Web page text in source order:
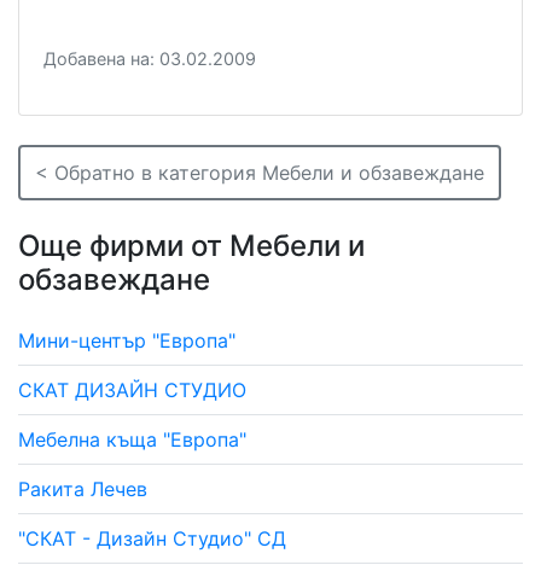
Добавена на: 03.02.2009
< Обратно в категория Мебели и обзавеждане
Още фирми от Мебели и
обзавеждане
Мини-център "Европа"
СКАТ ДИЗАЙН СТУДИО
Мебелна къща "Европа"
Ракита Лечев
"СКАТ - Дизайн Студио" СД